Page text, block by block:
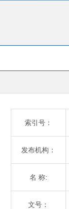
索引号：
发布机构：
名 称:
文号：